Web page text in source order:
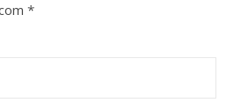
*